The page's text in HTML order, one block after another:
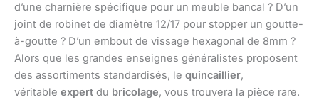
d’une charnière spécifique pour un meuble bancal ? D’un
joint de robinet de diamètre 12/17 pour stopper un goutte-
à-goutte ? D’un embout de vissage hexagonal de 8mm ?
Alors que les grandes enseignes généralistes proposent
des assortiments standardisés, le quincaillier,
véritable expert du bricolage, vous trouvera la pièce rare.